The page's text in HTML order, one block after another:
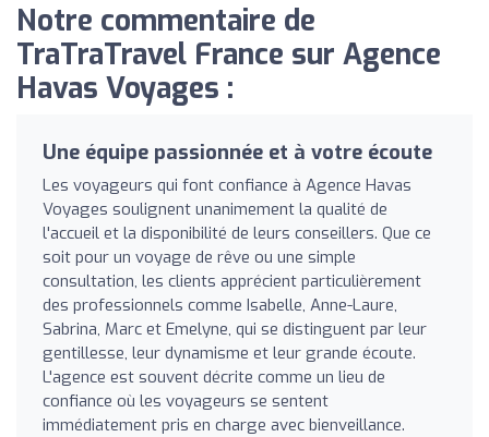
Notre commentaire de
TraTraTravel France sur Agence
Havas Voyages :
Une équipe passionnée et à votre écoute
Les voyageurs qui font confiance à Agence Havas
Voyages soulignent unanimement la qualité de
l'accueil et la disponibilité de leurs conseillers. Que ce
soit pour un voyage de rêve ou une simple
consultation, les clients apprécient particulièrement
des professionnels comme Isabelle, Anne-Laure,
Sabrina, Marc et Emelyne, qui se distinguent par leur
gentillesse, leur dynamisme et leur grande écoute.
L'agence est souvent décrite comme un lieu de
confiance où les voyageurs se sentent
immédiatement pris en charge avec bienveillance.